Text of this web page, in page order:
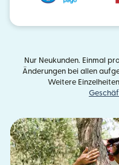
Nur Neukunden. Einmal
Änderungen bei allen
Weitere